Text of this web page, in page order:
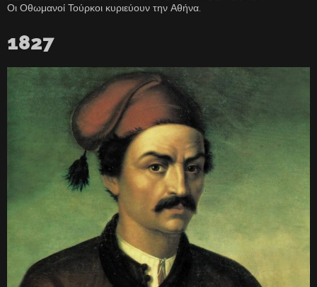
Οι Οθωμανοί Τούρκοι κυριεύουν την Αθήνα.
1827